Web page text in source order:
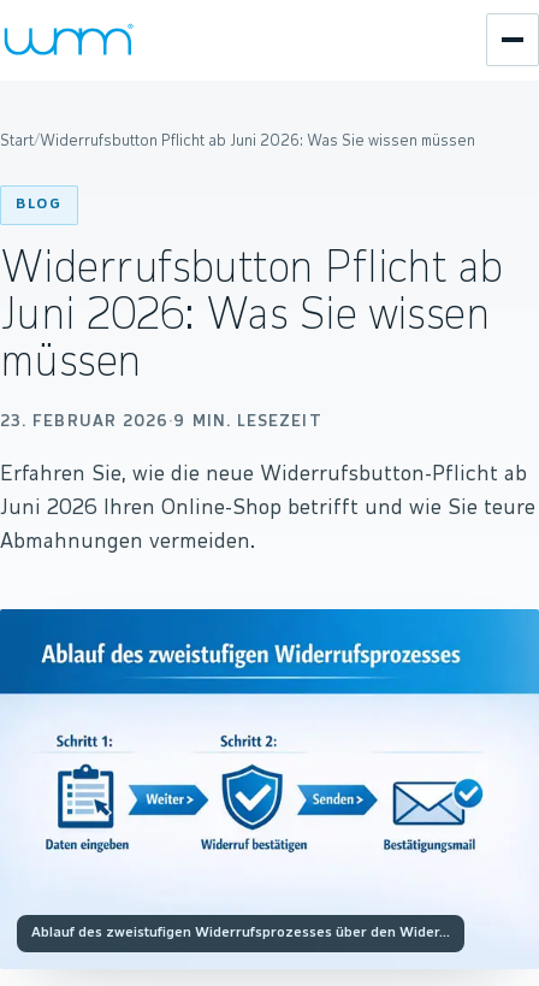
Start/Widerrufsbutton Pflicht ab Juni 2026: Was Sie wissen müssen
BLOG
Widerrufsbutton Pflicht ab
Juni 2026: Was Sie wissen
müssen
23. FEBRUAR 2026 ·9 MIN. LESEZEIT
Erfahren Sie, wie die neue Widerrufsbutton-Pflicht ab
Juni 2026 Ihren Online-Shop betrifft und wie Sie teure
Abmahnungen vermeiden.
Ablauf des zweistufigen Widerrufsprozesses über den Wider…